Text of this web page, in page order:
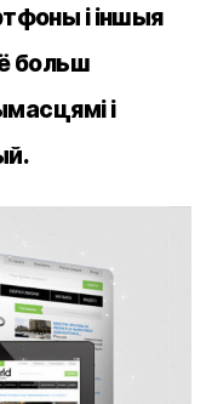
і іншыя
больш
і